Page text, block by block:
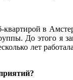
в
До этого
лет